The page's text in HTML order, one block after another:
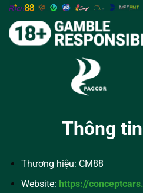
Thông
Thương hiệu: CM88
Website: https://